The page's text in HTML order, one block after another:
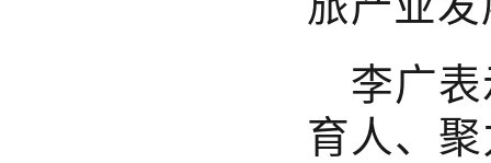
李广
育人、